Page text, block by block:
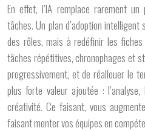
En effet, l’IA remplace rarement
tâches. Un plan d’adoption
des rôles, mais à redéfinir les
tâches répétitives, chronophages et
progressivement, et de réallouer le
plus forte valeur ajoutée :
créativité. Ce faisant, vous
faisant monter vos équipes en